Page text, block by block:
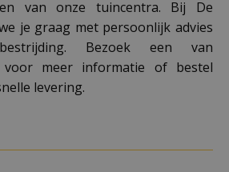
van onze tuincentra. Bij De
je graag met persoonlijk advies
Bezoek een van
voor meer informatie of bestel
levering.